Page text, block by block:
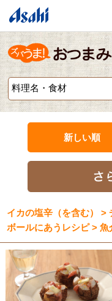
新しい順
イカの塩辛（を含む） >
ボールにあうレシピ >